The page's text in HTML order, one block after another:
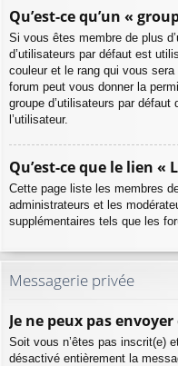
Qu’est-ce qu’un «
Si vous êtes membre de plus
d’utilisateurs par défaut est
couleur et le rang qui vous
forum peut vous donner la
groupe d’utilisateurs par
l’utilisateur.
Qu’est-ce que le lien «
Cette page liste les membres
administrateurs et les
supplémentaires tels que les
Messagerie privée
Je ne peux pas
Soit vous n’êtes pas inscrit(e)
désactivé entièrement la